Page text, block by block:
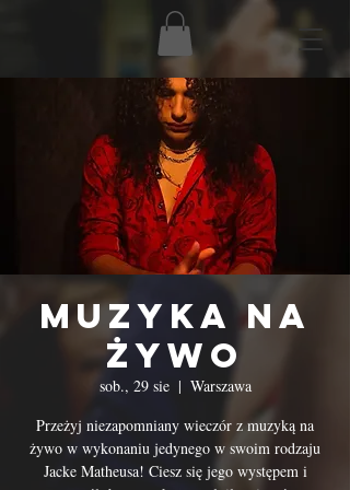
Muzyka na
Żywo
sob., 29 sie
  |
Warszawa
Przeżyj niezapomniany wieczór z muzyką na
żywo w wykonaniu jedynego w swoim rodzaju
Jacke Matheusa! Ciesz się jego występem i